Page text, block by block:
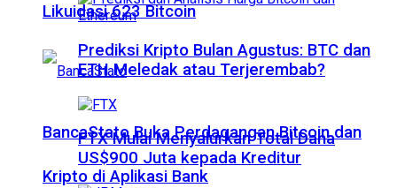
Likuidasi 623 Bitcoin
BancaStato Buka Perdagangan Bitcoin dan
Kripto di Aplikasi Bank
Prediksi Kripto Bulan Agustus: BTC dan
ETH Meledak atau Terjerembab?
FTX Mulai Menyalurkan Total Dana
US$900 Juta kepada Kreditur